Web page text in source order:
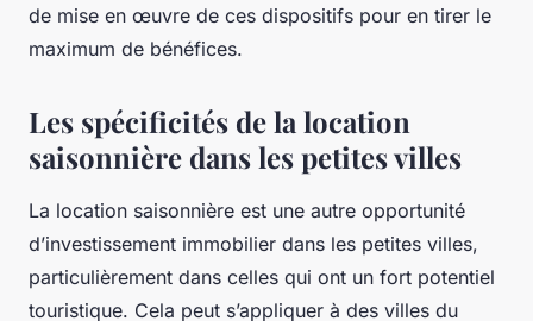
de mise en œuvre de ces dispositifs pour en tirer le
maximum de bénéfices.
Les spécificités de la location
saisonnière dans les petites villes
La location saisonnière est une autre opportunité
d’investissement immobilier dans les petites villes,
particulièrement dans celles qui ont un fort potentiel
touristique. Cela peut s’appliquer à des villes du